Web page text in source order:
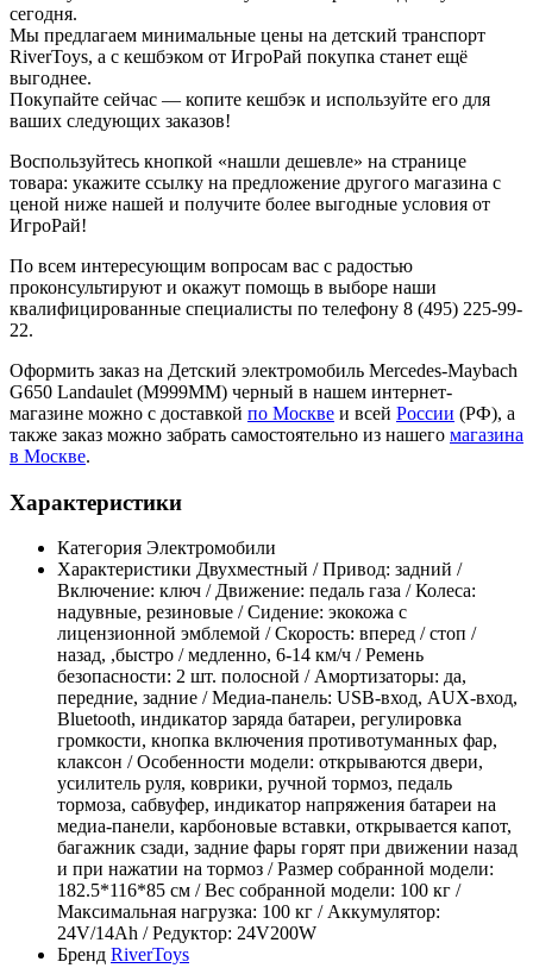
сегодня.
Мы предлагаем минимальные цены на детский транспорт
RiverToys, а с кешбэком от ИгроРай покупка станет ещё
выгоднее.
Покупайте сейчас — копите кешбэк и используйте его для
ваших следующих заказов!
Воспользуйтесь кнопкой «нашли дешевле» на странице
товара: укажите ссылку на предложение другого магазина с
ценой ниже нашей и получите более выгодные условия от
ИгроРай!
По всем интересующим вопросам вас с радостью
проконсультируют и окажут помощь в выборе наши
квалифицированные специалисты по телефону 8 (495) 225-99-
22.
Оформить заказ на Детский электромобиль Mercedes-Maybach
G650 Landaulet (M999MM) черный в нашем интернет-
магазине можно с доставкой по Москве и всей России (РФ), а
также заказ можно забрать самостоятельно из нашего магазина
в Москве.
Характеристики
Категория Электромобили
Характеристики Двухместный / Привод: задний /
Включение: ключ / Движение: педаль газа / Колеса:
надувные, резиновые / Сидение: экокожа с
лицензионной эмблемой / Скорость: вперед / стоп /
назад, ,быстро / медленно, 6-14 км/ч / Ремень
безопасности: 2 шт. полосной / Амортизаторы: да,
передние, задние / Медиа-панель: USB-вход, AUX-вход,
Bluetooth, индикатор заряда батареи, регулировка
громкости, кнопка включения противотуманных фар,
клаксон / Особенности модели: открываются двери,
усилитель руля, коврики, ручной тормоз, педаль
тормоза, сабвуфер, индикатор напряжения батареи на
медиа-панели, карбоновые вставки, открывается капот,
багажник сзади, задние фары горят при движении назад
и при нажатии на тормоз / Размер собранной модели:
182.5*116*85 см / Вес собранной модели: 100 кг /
Максимальная нагрузка: 100 кг / Аккумулятор:
24V/14Ah / Редуктор: 24V200W
Бренд RiverToys